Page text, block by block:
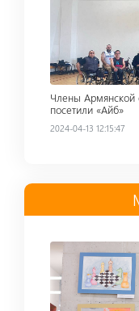
Члены Армянской
посетили «Айб»
2024-04-13 12:15:47
Read more